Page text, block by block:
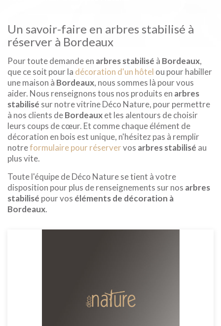
Un savoir-faire en arbres stabilisé à
réserver à Bordeaux
Pour toute demande en arbres stabilisé à Bordeaux,
que ce soit pour la décoration d'un hôtel ou pour habiller
une maison à Bordeaux, nous sommes là pour vous
aider. Nous renseignons tous nos produits en arbres
stabilisé sur notre vitrine Déco Nature, pour permettre
à nos clients deBordeauxet les alentours de choisir
leurs coups de cœur. Et comme chaque élément de
décoration en bois est unique, n'hésitez pas à remplir
notreformulaire pour réservervos arbres stabilisé au
plus vite.
Toute l'équipe de Déco Nature se tient à votre
disposition pour plus de renseignements sur nos arbres
stabilisé pour vos éléments de décoration à
Bordeaux.